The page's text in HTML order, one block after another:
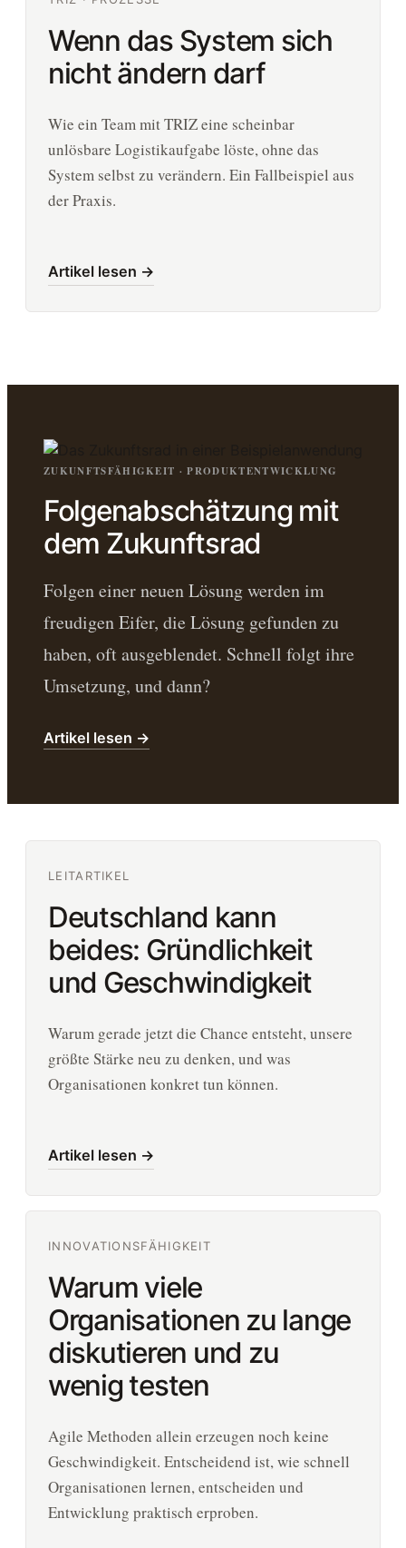
Wenn das System sich
nicht ändern darf
Wie ein Team mit TRIZ eine scheinbar
unlösbare Logistikaufgabe löste, ohne das
System selbst zu verändern. Ein Fallbeispiel aus
der Praxis.
Artikel lesen →
ZUKUNFTSFÄHIGKEIT · PRODUKTENTWICKLUNG
Folgenabschätzung mit
dem Zukunftsrad
Folgen einer neuen Lösung werden im
freudigen Eifer, die Lösung gefunden zu
haben, oft ausgeblendet. Schnell folgt ihre
Umsetzung, und dann?
Artikel lesen →
LEITARTIKEL
Deutschland kann
beides: Gründlichkeit
und Geschwindigkeit
Warum gerade jetzt die Chance entsteht, unsere
größte Stärke neu zu denken, und was
Organisationen konkret tun können.
Artikel lesen →
INNOVATIONSFÄHIGKEIT
Warum viele
Organisationen zu lange
diskutieren und zu
wenig testen
Agile Methoden allein erzeugen noch keine
Geschwindigkeit. Entscheidend ist, wie schnell
Organisationen lernen, entscheiden und
Entwicklung praktisch erproben.